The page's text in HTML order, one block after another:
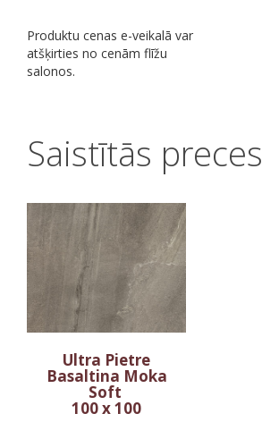
Produktu cenas e-veikalā var
atšķirties no cenām flīžu
salonos.
Saistītās preces
Ultra Pietre
Basaltina Moka
Soft
100 x 100